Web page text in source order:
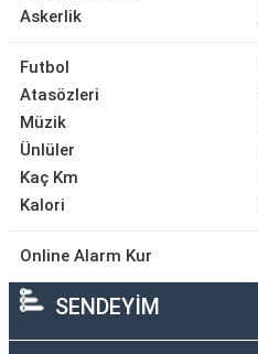
Askerlik
Futbol
Atasözleri
Müzik
Ünlüler
Kaç Km
Kalori
Online Alarm Kur
SENDEYİM